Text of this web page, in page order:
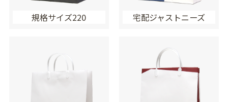
規格サイズ220 宅配ジャストニーズ